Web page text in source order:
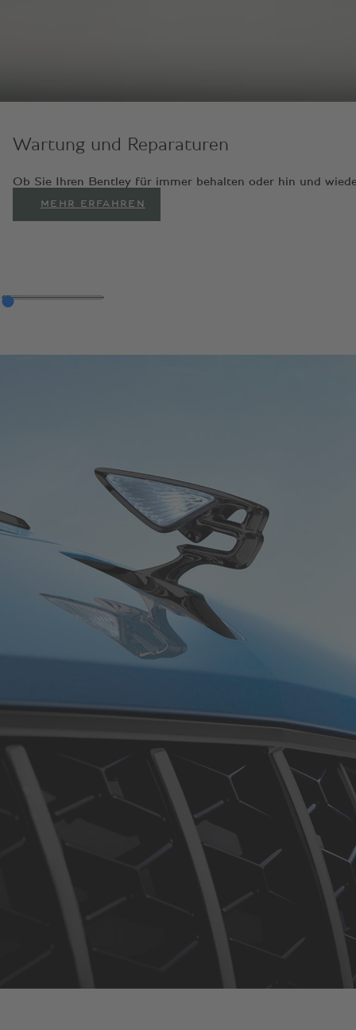
Wartung und Reparaturen
Ob Sie Ihren Bentley für immer behalten oder hin und
MEHR ERFAHREN